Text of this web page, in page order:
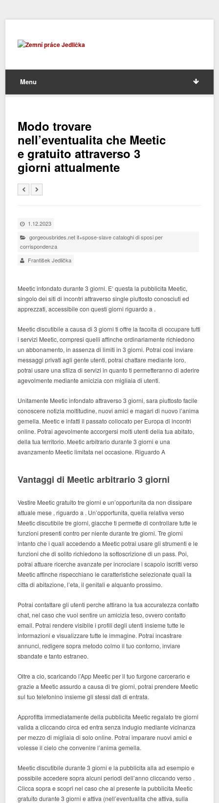
Menu
Modo trovare
nell’eventualita che Meetic
e gratuito attraverso 3
giorni attualmente
1.12.2023
gorgeousbrides.net it+spose-slave cataloghi di sposi per
corrispondenza
František Jedlička
Meetic infondato durante 3 giorni. E‘ questa la pubblicita Meetic,
singolo dei siti di incontri attraverso single piuttosto conosciuti ed
apprezzati, accessibile con questi giorni riguardo a .
Meetic discutibile a causa di 3 giorni ti offre la facolta di occupare tutti
i servizi Meetic, compresi quelli affinche ordinariamente richiedono
un abbonamento, in assenza di limiti in 3 giorni. Potrai cosi inviare
messaggi privati agli gente utenti, potrai chattare mediante loro,
potrai usare una sfilza di servizi in quanto ti permetteranno di aderire
agevolmente mediante amicizia con migliaia di utenti.
Unitamente Meetic infondato attraverso 3 giorni, sara piuttosto facile
conoscere notizia moltitudine, nuovi amici e magari di nuovo l’anima
gemella. Meetic e infatti il passato collocato per Europa di incontri
online. Potrai agevolmente accorgersi molti utenti della tua abitato,
della tua territorio. Meetic arbitrario durante 3 giorni e una
avanzamento Meetic limitata nel occasione. Riguardo A
Vantaggi di Meetic arbitrario 3 giorni
Vestire Meetic gratuito tre giorni e un’opportunita da non dissipare
attuale mese , riguardo a . Un’opportunita, quella relativa verso
Meetic discutibile tre giorni, giacche ti permette di controllare tutte le
funzioni presenti contro per niente durante tre giorni. Tre giorni
intanto che i quali accedendo a Meetic potrai usare gli strumenti e le
funzioni che di solito richiedono la sottoscrizione di un pass. Poi,
potrai attuare ricerche avanzate per incrociare i scapolo iscritti verso
Meetic affinche rispecchiano le caratteristiche selezionate quali la
citta di abitazione, l’eta, il genitali e alquanto prossimo.
Potrai contattare gli utenti perche attirano la tua accuratezza contatto
chat, nel caso che vuoi sentire un amicizia teso, ovvero contatto
email. Potrai rendere visibile i profili degli utenti insieme tutte le
informazioni e visualizzare tutte le immagine. Potrai incastrare
annunci, redigere sopra metodo colmo il tuo contorno, inviare
sbandate e tanto estraneo.
Oltre a cio, scaricando l’App Meetic per il tuo furgone carcerario e
grazie a Meetic assurdo a causa di tre giorni, potrai prendere Meetic
sul tuo telefonino insieme gli stessi dati di entrata.
Approfitta immediatamente della pubblicita Meetic regalato tre giorni
valida a cliccando circa ed entra senza indugio mediante vicinanza
per mezzo di migliaia di solo online. Potrai imparare nuovi amici e
volesse il cielo che convenire l’anima gemella.
Meetic discutibile durante 3 giorni e la pubblicita alla ad esempio e
possibile accedere sopra alcuni periodi dell’anno cliccando verso .
Clicca sopra e scopri nel caso che al presente la pubblicita Meetic
gratuito durante 3 giorni e attiva (nell’eventualita che attiva, sulla